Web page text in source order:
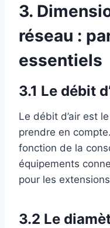
3.
réseau :
essentiels
3.1 Le débit
Le débit d’air est
prendre en
fonction de la
équipements
pour les
3.2 Le